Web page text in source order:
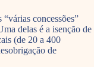
concessões”
delas é a isenção de
(de 20 a 400
de